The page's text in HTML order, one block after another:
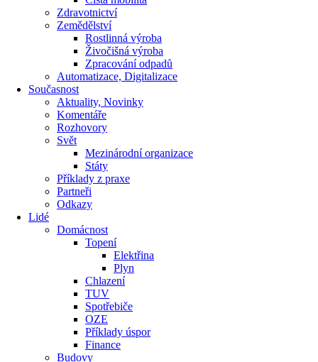
Zdravotnictví
Zemědělství
Rostlinná výroba
Živočišná výroba
Zpracování odpadů
Automatizace, Digitalizace
Současnost
Aktuality, Novinky
Komentáře
Rozhovory
Svět
Mezinárodní organizace
Státy
Příklady z praxe
Partneři
Odkazy
Lidé
Domácnost
Topení
Elektřina
Plyn
Chlazení
TUV
Spotřebiče
OZE
Příklady úspor
Finance
Budovy